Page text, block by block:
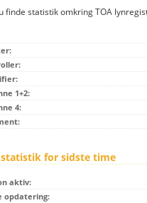
finde statistik omkring TOA
1+2:
4:
statistik for sidste time
aktiv:
opdatering: